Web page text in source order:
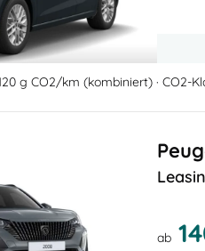
g CO2/km (kombiniert) · CO2-
ab